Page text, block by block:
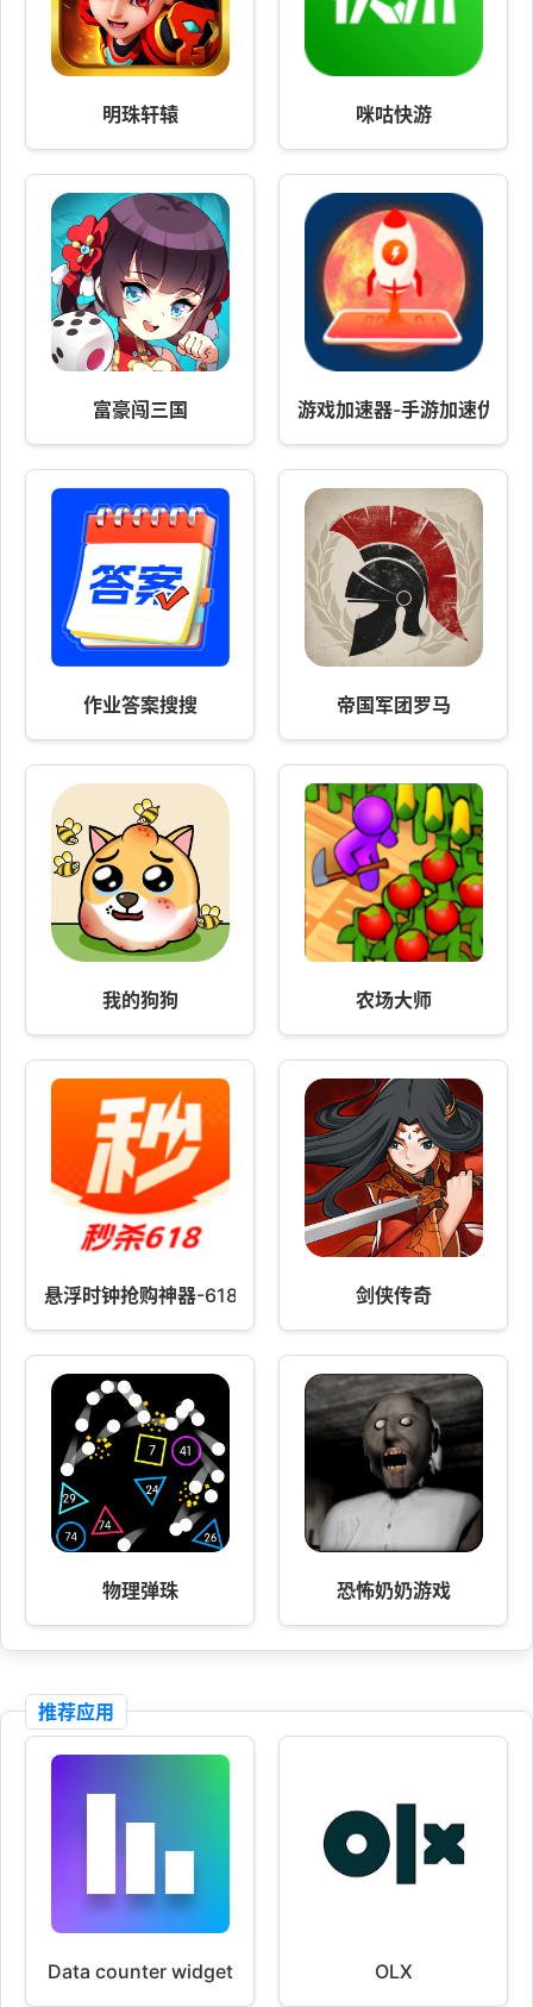
明珠轩辕 咪咕快游
富豪闯三国 游戏加速器-手游加速优化
作业答案搜搜 帝国军团罗马
我的狗狗 农场大师
悬浮时钟抢购神器-618快抢秒杀 剑侠传奇
物理弹珠 恐怖奶奶游戏
推荐应用
Data counter widget OLX